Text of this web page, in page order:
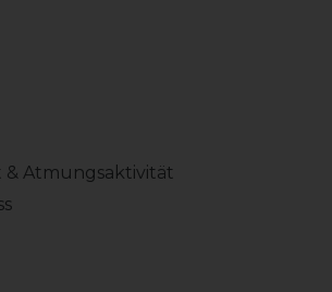
& Atmungsaktivität